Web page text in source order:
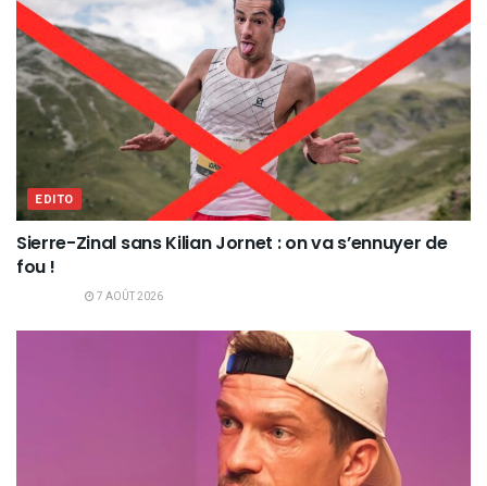
EDITO
Sierre-Zinal sans Kilian Jornet : on va s’ennuyer de
fou !
7 AOÛT 2026